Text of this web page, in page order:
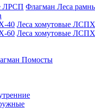
Флагман Леса
Леса хомутовые
Леса хомутовые
Помосты